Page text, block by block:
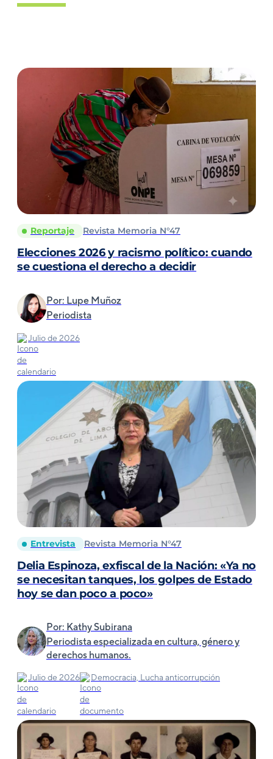
Reportaje Revista Memoria N°47
Elecciones 2026 y racismo político: cuando
se cuestiona el derecho a decidir
Por: Lupe Muñoz
Periodista
Julio de 2026
Entrevista Revista Memoria N°47
Delia Espinoza, exfiscal de la Nación: «Ya no
se necesitan tanques, los golpes de Estado
hoy se dan poco a poco»
Por: Kathy Subirana
Periodista especializada en cultura, género y
derechos humanos.
Julio de 2026 Democracia, Lucha anticorrupción